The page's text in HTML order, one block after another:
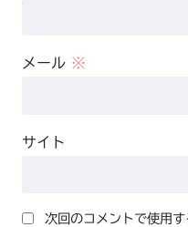
メール ※
サイト
次回のコメントで使用す